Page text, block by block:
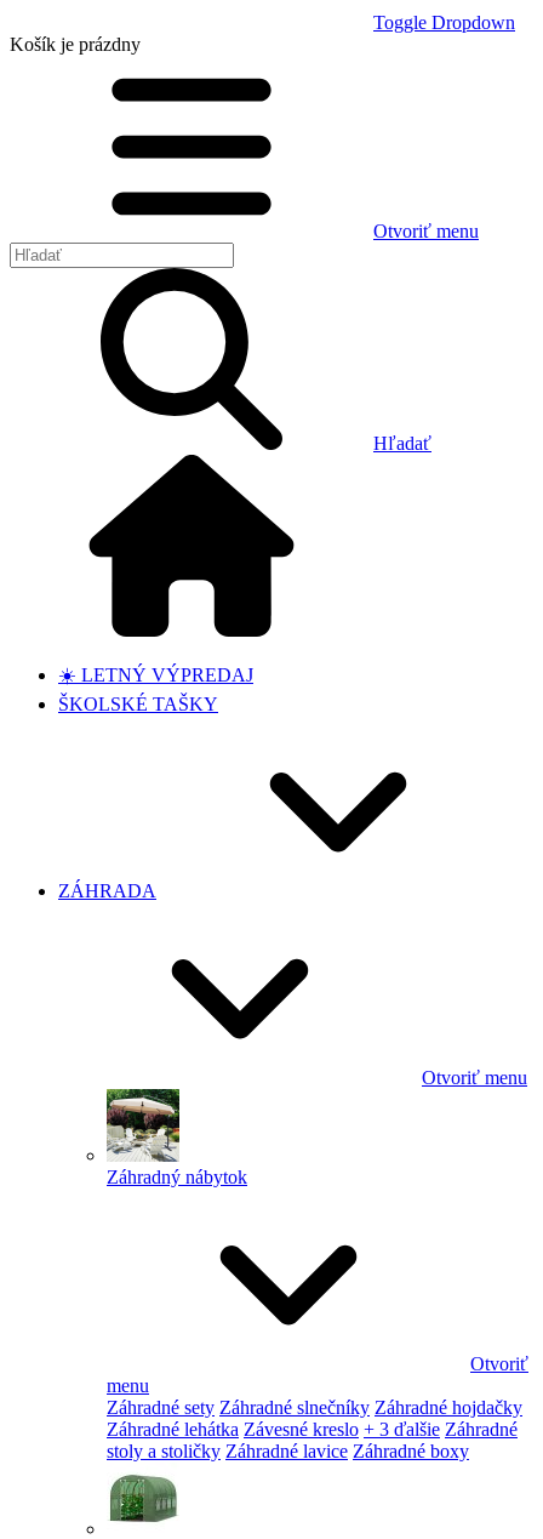
Toggle Dropdown
Košík je prázdny
Otvoriť menu
Hľadať
☀️ LETNÝ VÝPREDAJ
ŠKOLSKÉ TAŠKY
ZÁHRADA
Otvoriť menu
Záhradný nábytok
Otvoriť
menu
Záhradné sety Záhradné slnečníky Záhradné hojdačky
Záhradné lehátka Závesné kreslo + 3 ďalšie Záhradné
stoly a stoličky Záhradné lavice Záhradné boxy